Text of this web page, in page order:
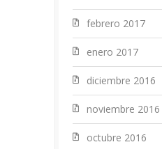
febrero 2017
enero 2017
diciembre 2016
noviembre 2016
octubre 2016